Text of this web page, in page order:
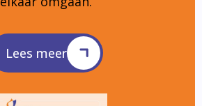
Lees meer